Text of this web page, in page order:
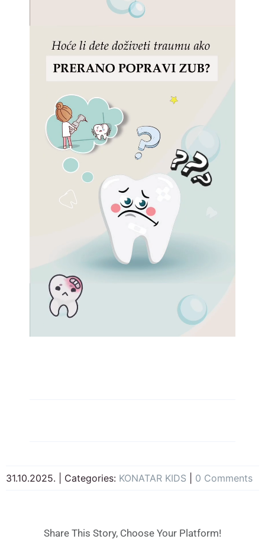
31.10.2025. Categories: KONATAR KIDS 0 Comments
Share This Story, Choose Your Platform!